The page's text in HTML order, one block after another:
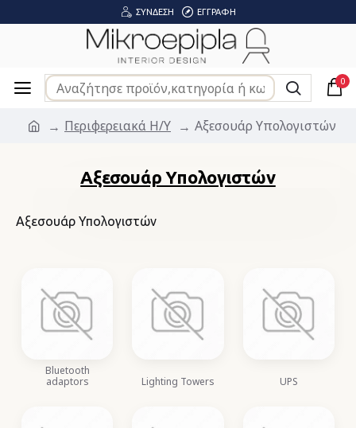
ΣΎΝΔΕΣΗ ΕΓΓΡΑΦΉ
0
Περιφερειακά Η/Υ Αξεσουάρ Υπολογιστών
Αξεσουάρ Υπολογιστών
Αξεσουάρ Υπολογιστών
Bluetooth
adaptors
Lighting Towers UPS